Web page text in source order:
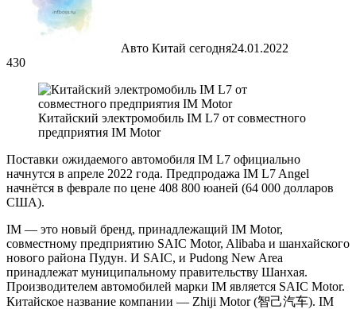
Авто Китай сегодня24.01.2022
430
Китайский электромобиль IM L7 от совместного
предприятия IM Motor
Поставки ожидаемого автомобиля IM L7 официально
начнутся в апреле 2022 года. Предпродажа IM L7 Angel
начнётся в феврале по цене 408 800 юаней (64 000 долларов
США).
IM — это новый бренд, принадлежащий IM Motor,
совместному предприятию SAIC Motor, Alibaba и шанхайского
нового района Пудун. И SAIC, и Pudong New Area
принадлежат муниципальному правительству Шанхая.
Производителем автомобилей марки IM является SAIC Motor.
Китайское название компании — Zhiji Motor (智己汽车). IM